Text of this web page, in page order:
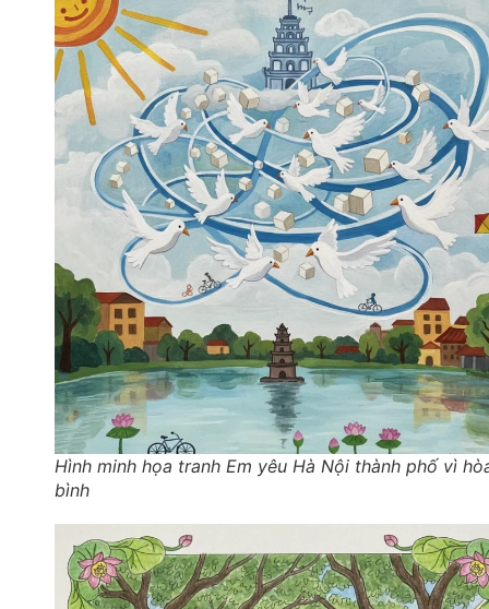
Hình minh họa tranh Em yêu Hà Nội thành phố vì
bình